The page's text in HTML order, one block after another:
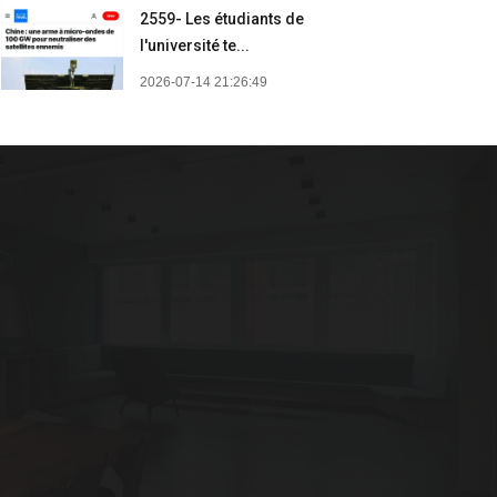
2559- Les étudiants de
l'université te...
2026-07-14 21:26:49